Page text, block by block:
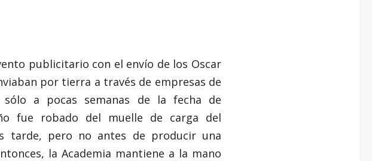
publicitario con el envío de los Oscar
por tierra a través de empresas de
a pocas semanas de la fecha de
fue robado del muelle de carga del
tarde, pero no antes de producir una
la Academia mantiene a la mano